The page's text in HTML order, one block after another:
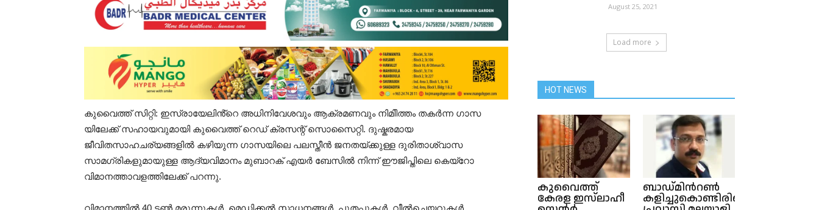
കുവൈത്ത് സിറ്റി: ഇസ്രായേലിൻ്റെ അധിനിവേശവും ആക്രമണവും നിമിിത്തം തകർന്ന ഗാസ
യിലേക്ക് സഹായവുമായി കുവൈത്ത് റെഡ് ക്രസന്റ് സൊസൈറ്റി. ദുഷ്കരമായ
ജീവിതസാഹചര്യങ്ങളിൽ കഴിയുന്ന ഗാസയിലെ പലസ്തീൻ ജനതയ്ക്കുള്ള ദുരിതാശ്വാസ
സാമഗ്രികളുമായുള്ള ആദ്യവിമാനം മുബാറക് എയർ ബേസിൽ നിന്ന് ഈജിപ്തിലെ കെയ്‌റോ
വിമാനത്താവളത്തിലേക്ക് പറന്നു.
വിമാനത്തിൽ 40 ടൺ മരുന്നുകൾ, മെഡിക്കൽ സാധനങ്ങൾ, പുതപ്പുകൾ, വീൽചെയറുകൾ
August 25, 2021
Load more
HOT NEWS
കുവൈത്ത്
കേരള ഇസ്‌ലാഹീ
ബാഡ്മിന്‍റൺ
കളിച്ചുകൊണ്ടിരിക്കെ